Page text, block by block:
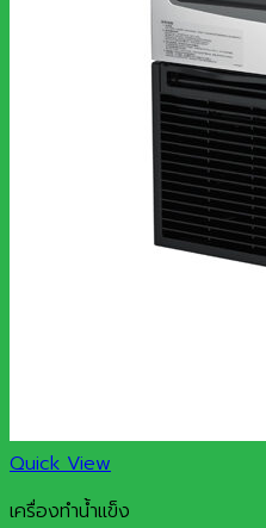
Quick View
เครื่องทำน้ำแข็ง